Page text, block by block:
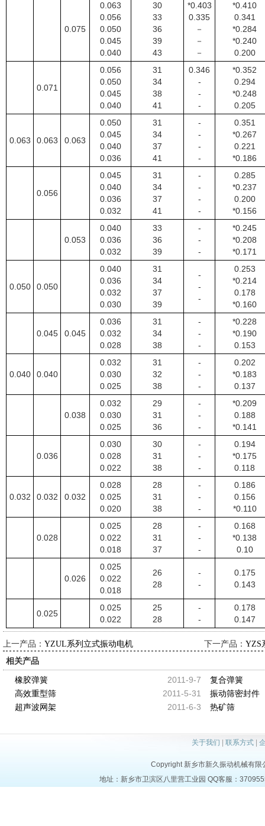
0.075
0.063
0.056
0.050
0.045
0.040
30
33
36
39
43
*0.403
0.335
－
－
－
*0.410
0.341
*0.284
*0.240
0.200
0.071
0.056
0.050
0.045
0.040
31
34
38
41
0.346
-
-
-
*0.352
0.294
*0.248
0.205
0.063 0.063 0.063
0.050
0.045
0.040
0.036
31
34
37
41
-
-
-
-
0.351
*0.267
0.221
*0.186
0.056
0.045
0.040
0.036
0.032
31
34
37
41
-
-
-
-
0.285
*0.237
0.200
*0.156
0.053
0.040
0.036
0.032
33
36
39
-
-
-
*0.245
*0.208
*0.171
0.050 0.050
0.040
0.036
0.032
0.030
31
34
37
39
-
-
-
0.253
*0.214
0.178
*0.160
0.045 0.045
0.036
0.032
0.028
31
34
38
-
-
-
*0.228
*0.190
0.153
0.040 0.040
0.032
0.030
0.025
31
32
38
-
-
-
0.202
*0.183
0.137
0.038
0.032
0.030
0.025
29
31
36
-
-
-
*0.209
0.188
*0.141
0.036
0.030
0.028
0.022
30
31
38
-
-
-
0.194
*0.175
0.118
0.032 0.032 0.032
0.028
0.025
0.020
28
31
38
-
-
-
0.186
0.156
*0.110
0.028
0.025
0.022
0.018
28
31
37
-
-
-
0.168
*0.138
0.10
0.026
0.025
0.022
0.018
26
28
-
-
0.175
0.143
0.025
0.025
0.022
25
28
-
-
0.178
0.147
上一产品： YZUL系列立式振动电机 下一产品： YZS
相关产品
2011-9-7
橡胶弹簧 复合弹簧
2011-5-31
高效重型筛 振动筛密封件
2011-6-3
超声波网架 热矿筛
关于我们 联系方式|
Copyright 新乡市新久振动机械有
地址：新乡市卫滨区八里营工业园 QQ客服：